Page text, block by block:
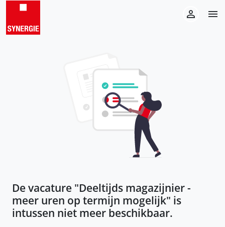
De vacature "Deeltijds magazijnier -
meer uren op termijn mogelijk" is
intussen niet meer beschikbaar.